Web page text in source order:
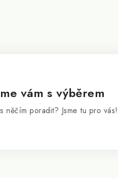
vám s výběrem
něčím poradit? Jsme tu pro vás!